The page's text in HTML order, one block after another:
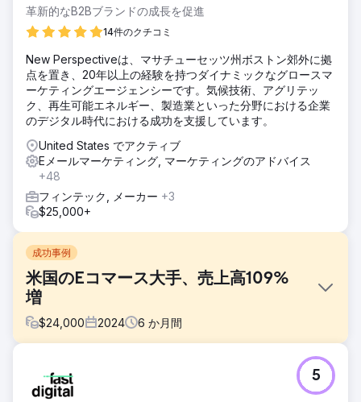
革新的なB2Bブランドの成長を促進
14件のクチコミ
New Perspectiveは、マサチューセッツ州ボストン郊外に拠
点を置き、20年以上の経験を持つダイナミックなグロースマ
ーケティングエージェンシーです。気候技術、アグリテッ
ク、再生可能エネルギー、製造業といった分野における企業
のデジタル時代における成功を支援しています。
United States でアクティブ
Eメールマーケティング, マーケティングのアドバイス
+48
フィンテック, メーカー +3
$25,000+
成功事例
米国のEコマース大手、売上高109%
増
$24,000 2024 6 か月間
クライアントのShopifyストアは、安定したトラフィックを
獲得しているにもかかわらず、売上の伸び悩み、リピート率
5